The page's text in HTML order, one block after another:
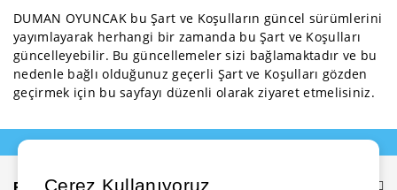
DUMAN OYUNCAK bu Şart ve Koşulların güncel sürümlerini
yayımlayarak herhangi bir zamanda bu Şart ve Koşulları
güncelleyebilir. Bu güncellemeler sizi bağlamaktadır ve bu
nedenle bağlı olduğunuz geçerli Şart ve Koşulları gözden
geçirmek için bu sayfayı düzenli olarak ziyaret etmelisiniz.
Çerez Kullanıyoruz